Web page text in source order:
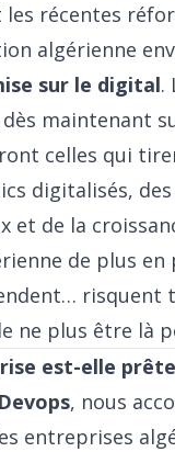
les récentes
algérienne
sur le digital.
maintenant
celles qui
digitalisés,
et de la
de plus en
risquent
ne plus être là
est-elle prête
, nous
entreprises